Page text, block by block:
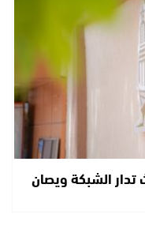
تدار الشبكة ويصان